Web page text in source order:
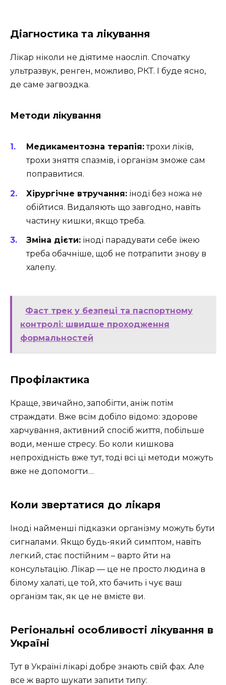
Діагностика та лікування
Лікар ніколи не діятиме наосліп. Спочатку
ультразвук, ренген, можливо, РКТ. І буде ясно,
де саме загвоздка.
Методи лікування
Медикаментозна терапія:трохи ліків,
трохи зняття спазмів, і організм зможе сам
поправитися.
Хірургічне втручання: іноді без ножа не
обійтися. Видаляють що завгодно, навіть
частину кишки, якщо треба.
Зміна дієти: іноді парадувати себе їжею
треба обачніше, щоб не потрапити знову в
халепу.
Фаст трек у безпеці та паспортному
контролі: швидше проходження
формальностей
Профілактика
Краще, звичайно, запобігти, аніж потім
страждати. Вже всім добіло відомо: здорове
харчування, активний спосіб життя, побільше
води, менше стресу. Бо коли кишкова
непрохідність вже тут, тоді всі ці методи можуть
вже не допомогти…
Коли звертатися до лікаря
Іноді найменші підказки організму можуть бути
сигналами. Якщо будь-який симптом, навіть
легкий, стає постійним – варто йти на
консультацію. Лікар — це не просто людина в
білому халаті, це той, хто бачить і чує ваш
організм так, як це не вмієте ви.
Регіональні особливості лікування в
Україні
Тут в Україні лікарі добре знають свій фах. Але
все ж варто шукати запити типу: